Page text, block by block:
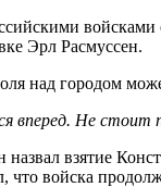
Эрл Расмуссен.
над городом
вперед. Не стоит
взятие
войска